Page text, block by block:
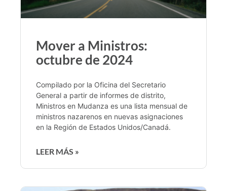
Mover a Ministros:
octubre de 2024
Compilado por la Oficina del Secretario
General a partir de informes de distrito,
Ministros en Mudanza es una lista mensual de
ministros nazarenos en nuevas asignaciones
en la Región de Estados Unidos/Canadá.
LEER MÁS »